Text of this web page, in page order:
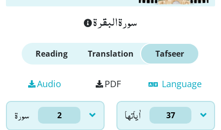
سورة البقرة
Reading Translation Tafseer
Audio PDF Language
سورۃ 2 اٰياتها 37